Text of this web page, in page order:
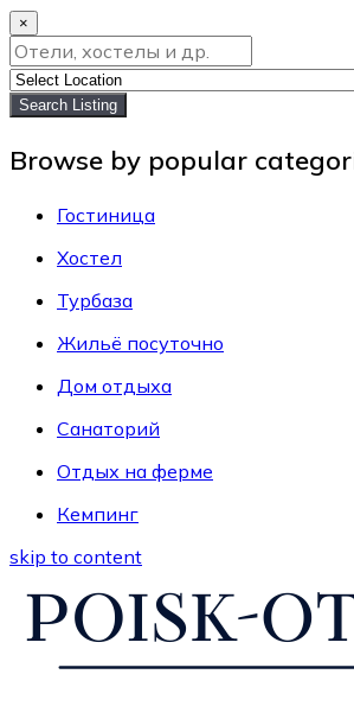
×
Search Listing
Browse by popular
Гостиница
Хостел
Турбаза
Жильё посуточно
Дом отдыха
Санаторий
Отдых на ферме
Кемпинг
skip to content